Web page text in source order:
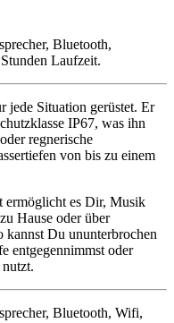
jede Situation gerüstet. Er
IP67, was ihn
regnerische
von bis zu einem
es Dir, Musik
Hause oder über
Du ununterbrochen
entgegennimmst oder